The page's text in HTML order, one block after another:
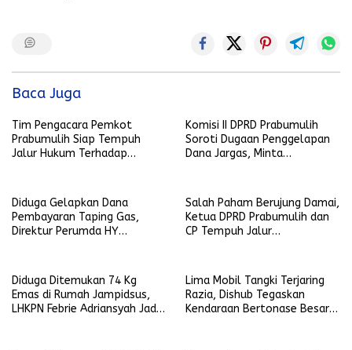
Baca Juga
Tim Pengacara Pemkot
Prabumulih Siap Tempuh
Jalur Hukum Terhadap
Komisi II DPRD Prabumulih
Soroti Dugaan Penggelapan
Dana Jargas, Minta
Diduga Gelapkan Dana
Pembayaran Taping Gas,
Direktur Perumda HY
Salah Paham Berujung Damai,
Ketua DPRD Prabumulih dan
CP Tempuh Jalur
Diduga Ditemukan 74 Kg
Emas di Rumah Jampidsus,
LHKPN Febrie Adriansyah Jadi
Lima Mobil Tangki Terjaring
Razia, Dishub Tegaskan
Kendaraan Bertonase Besar